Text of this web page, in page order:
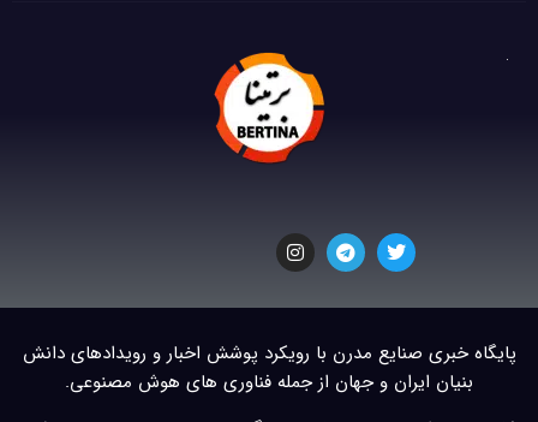
پایگاه خبری صنایع مدرن با رویکرد پوشش اخبار و رویدادهای دانش
بنیان ایران و جهان از جمله فناوری های هوش مصنوعی.